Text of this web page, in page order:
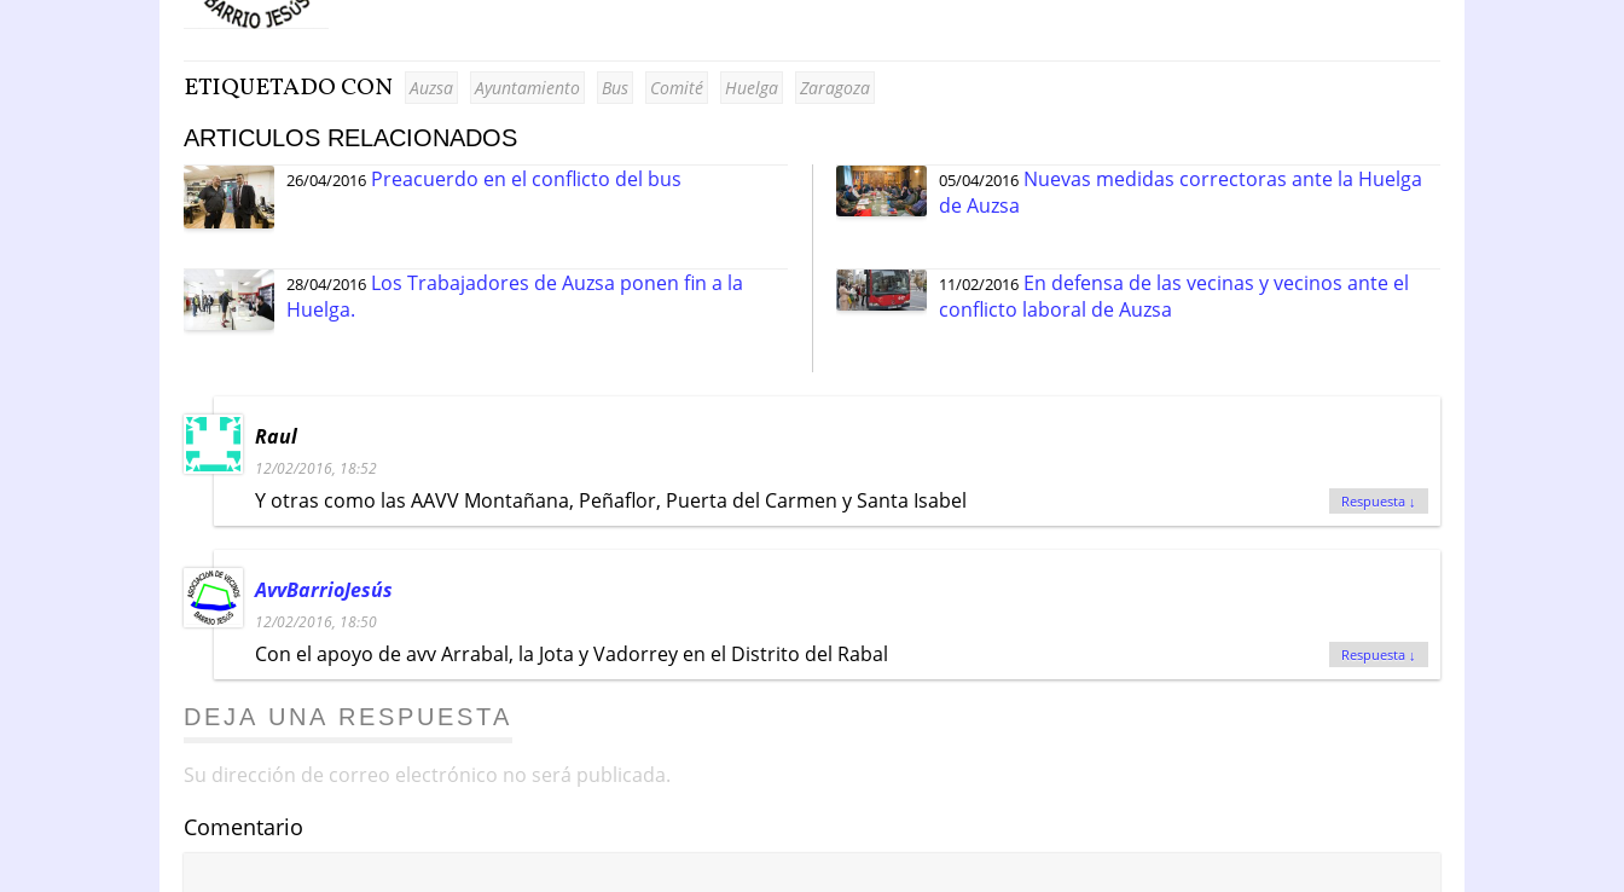
ETIQUETADO CON Auzsa Ayuntamiento Bus Comité Huelga Zaragoza
ARTICULOS RELACIONADOS
26/04/2016 Preacuerdo en el conflicto del bus
28/04/2016 Los Trabajadores de Auzsa ponen fin a la
Huelga.
05/04/2016 Nuevas medidas correctoras ante la Huelga
de Auzsa
11/02/2016 En defensa de las vecinas y vecinos ante el
conflicto laboral de Auzsa
Raul
12/02/2016, 18:52
Y otras como las AAVV Montañana, Peñaflor, Puerta del Carmen y Santa Isabel Respuesta ↓
AvvBarrioJesús
12/02/2016, 18:50
Con el apoyo de avv Arrabal, la Jota y Vadorrey en el Distrito del Rabal Respuesta ↓
DEJA UNA RESPUESTA
Su dirección de correo electrónico no será publicada.
Comentario